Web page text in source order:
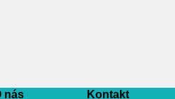
nás
Kontakt